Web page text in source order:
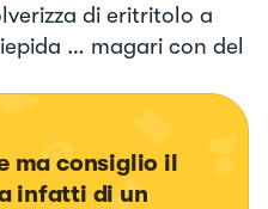
di eritritolo a
… magari con del
ma consiglio il
infatti di un